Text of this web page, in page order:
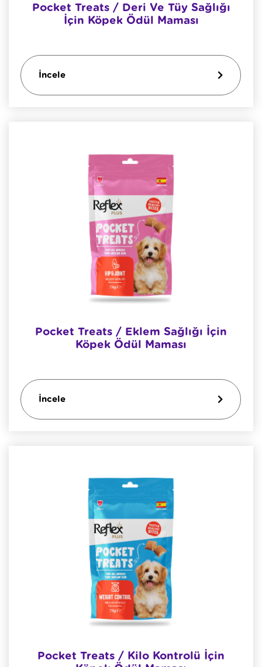
Pocket Treats / Deri Ve Tüy Sağlığı
İçin Köpek Ödül Maması
İncele
Pocket Treats / Eklem Sağlığı İçin
Köpek Ödül Maması
İncele
Pocket Treats / Kilo Kontrolü İçin